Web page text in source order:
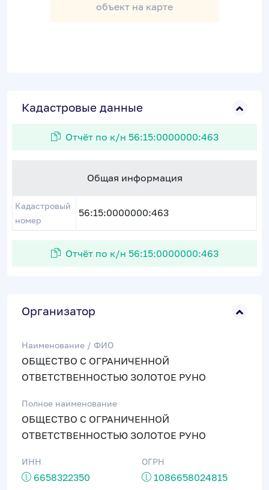
объект на карте
Кадастровые данные
Отчёт по к/н 56:15:0000000:463
Общая информация
Кадастровый
номер
56:15:0000000:463
Отчёт по к/н 56:15:0000000:463
Организатор
Наименование / ФИО
ОБЩЕСТВО С ОГРАНИЧЕННОЙ
ОТВЕТСТВЕННОСТЬЮ ЗОЛОТОЕ РУНО
Полное наименование
ОБЩЕСТВО С ОГРАНИЧЕННОЙ
ОТВЕТСТВЕННОСТЬЮ ЗОЛОТОЕ РУНО
ИНН
6658322350
ОГРН
1086658024815